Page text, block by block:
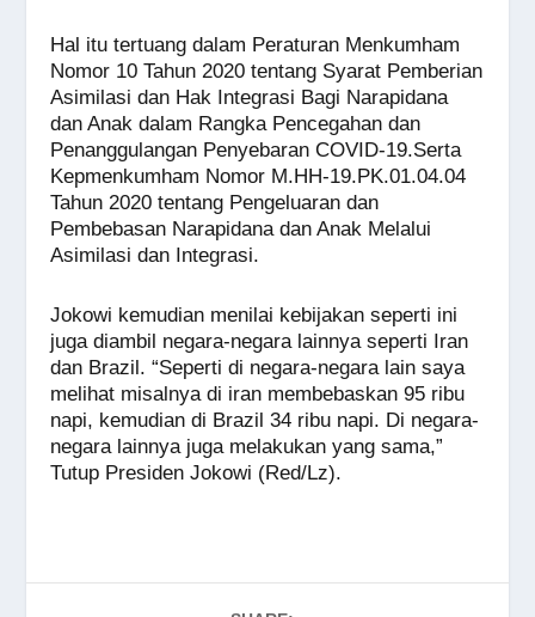
Hal itu tertuang dalam Peraturan Menkumham
Nomor 10 Tahun 2020 tentang Syarat Pemberian
Asimilasi dan Hak Integrasi Bagi Narapidana
dan Anak dalam Rangka Pencegahan dan
Penanggulangan Penyebaran COVID-19.Serta
Kepmenkumham Nomor M.HH-19.PK.01.04.04
Tahun 2020 tentang Pengeluaran dan
Pembebasan Narapidana dan Anak Melalui
Asimilasi dan Integrasi.
Jokowi kemudian menilai kebijakan seperti ini
juga diambil negara-negara lainnya seperti Iran
dan Brazil. “Seperti di negara-negara lain saya
melihat misalnya di iran membebaskan 95 ribu
napi, kemudian di Brazil 34 ribu napi. Di negara-
negara lainnya juga melakukan yang sama,”
Tutup Presiden Jokowi (Red/Lz).